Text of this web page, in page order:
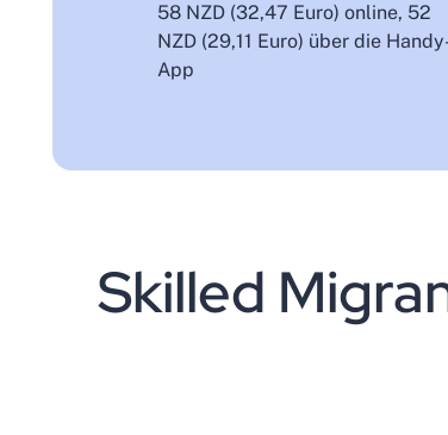
58 NZD (32,47 Euro) online, 52
NZD (29,11 Euro) über die
App
Skilled